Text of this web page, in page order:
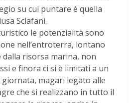
su cui puntare è quella
Sclafani.
le potenzialità sono
nell’entroterra, lontano
risorsa marina, non
e finora ci si è limitati a un
magari legato alle
che si realizzano in tutto il